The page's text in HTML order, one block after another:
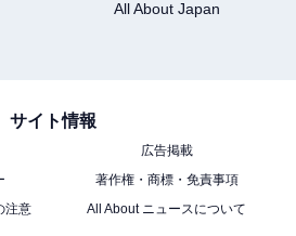
All About Japan
サイト情報
広告掲載
著作権・商標・免責事項
注意
All About ニュースについて